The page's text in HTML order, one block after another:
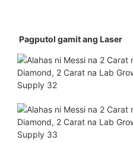
Pagputol gamit ang Laser